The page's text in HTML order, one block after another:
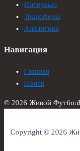
Интервью
Трансферы
Аналитика
Навигация
Главная
Поиск
© 2026 Живой Футбол
Copyright © 2026